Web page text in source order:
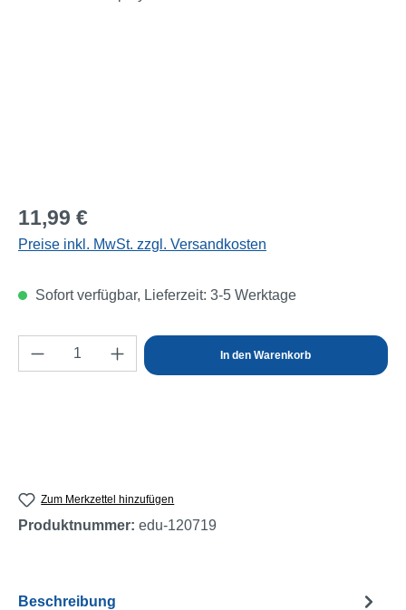
Regulärer Preis:
11,99 €
Preise inkl. MwSt. zzgl. Versandkosten
Sofort verfügbar, Lieferzeit: 3-5 Werktage
Produkt Anzahl: Gib den gewünschten
In den Warenkorb
Zum Merkzettel hinzufügen
Produktnummer: edu-120719
Beschreibung